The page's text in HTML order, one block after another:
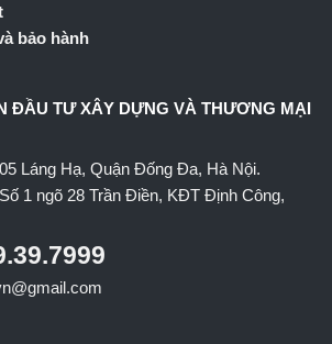
bảo hành
ĐẦU TƯ XÂY DỰNG VÀ THƯƠNG MẠI
Láng Hạ, Quận Đống Đa, Hà Nội.
1 ngõ 28 Trần Điền, KĐT Định Công,